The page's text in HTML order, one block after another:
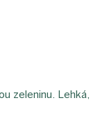
zeleninu. Lehká,